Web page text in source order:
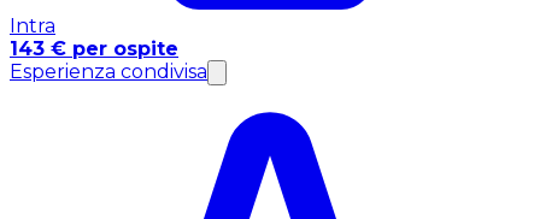
Intra
143 € per ospite
Esperienza condivisa